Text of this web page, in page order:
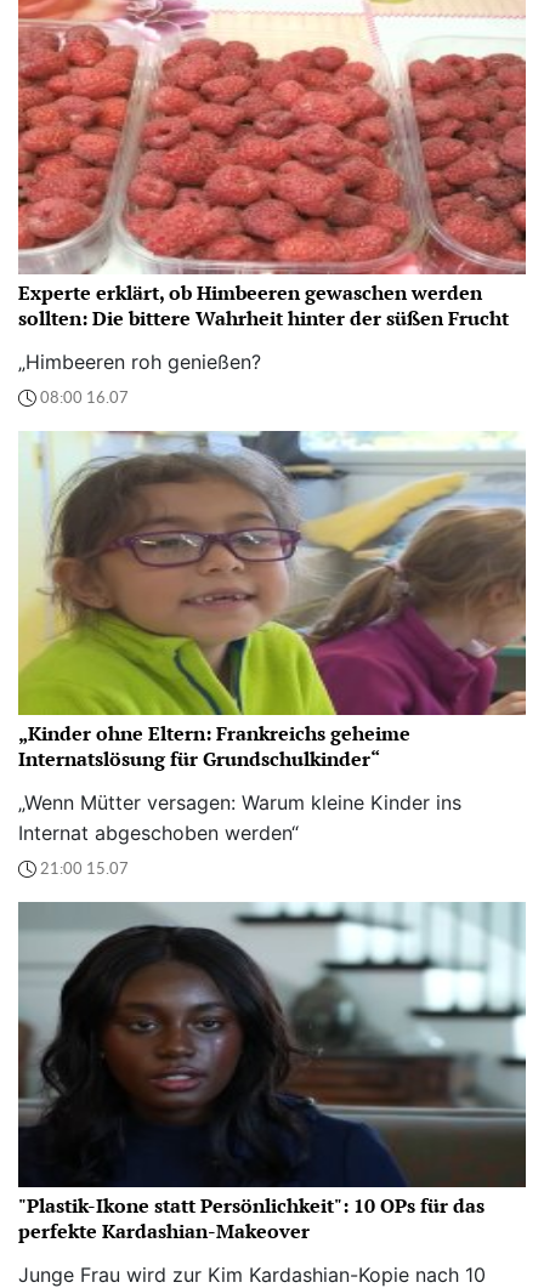
Experte erklärt, ob Himbeeren gewaschen werden
sollten: Die bittere Wahrheit hinter der süßen Frucht
„Himbeeren roh genießen?
08:00 16.07
„Kinder ohne Eltern: Frankreichs geheime
Internatslösung für Grundschulkinder“
„Wenn Mütter versagen: Warum kleine Kinder ins
Internat abgeschoben werden“
21:00 15.07
"Plastik-Ikone statt Persönlichkeit": 10 OPs für das
perfekte Kardashian-Makeover
Junge Frau wird zur Kim Kardashian-Kopie nach 10